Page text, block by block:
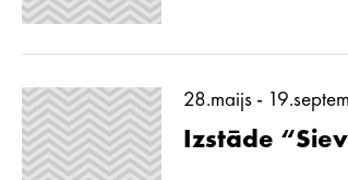
28.maijs -
Izstāde